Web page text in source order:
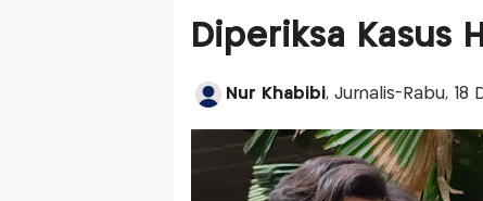
Diperiksa Kasus
Nur Khabibi, Jurnalis-Rabu, 18